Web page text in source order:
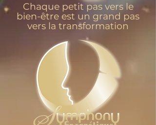
Chaque petit pas vers le
bien-être est un grand pas
vers la transformation